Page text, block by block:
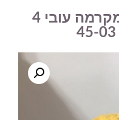
חוט מקרמה- חבל מקרמה עובי 4